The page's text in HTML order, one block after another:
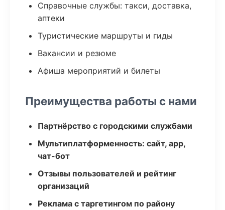
Справочные службы: такси, доставка,
аптеки
Туристические маршруты и гиды
Вакансии и резюме
Афиша мероприятий и билеты
Преимущества работы с нами
Партнёрство с городскими службами
Мультиплатформенность: сайт, app,
чат-бот
Отзывы пользователей и рейтинг
организаций
Реклама с таргетингом по району